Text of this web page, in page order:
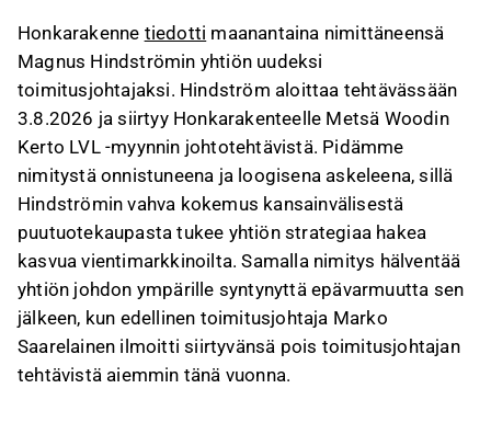
tuo mukanaan vahvaa kokemusta
kansainvälisestä puutuotekaupasta ja
muutosjohtamisesta.
Edellinen toimitusjohtaja Marko Saarelainen
siirtyy Japanin tytäryhtiön johtoon, mikä
varmistaa operatiivisen jatkuvuuden
siirtymäkauden aikana.
Uuden toimitusjohtajan ja hallituksen
puheenjohtajan nimitykset vakauttavat yhtiön
tilannetta aiempien yllättävien muutosten
jälkeen.
Tämä sisältö on tekoälyn tuottamaa. Anna siihen
Honkarakenne tiedotti maanantaina nimittäneensä
Magnus Hindströmin yhtiön uudeksi
toimitusjohtajaksi. Hindström aloittaa tehtävässään
3.8.2026 ja siirtyy Honkarakenteelle Metsä Woodin
Kerto LVL -myynnin johtotehtävistä. Pidämme
nimitystä onnistuneena ja loogisena askeleena, sillä
Hindströmin vahva kokemus kansainvälisestä
puutuotekaupasta tukee yhtiön strategiaa hakea
kasvua vientimarkkinoilta. Samalla nimitys hälventää
yhtiön johdon ympärille syntynyttä epävarmuutta sen
jälkeen, kun edellinen toimitusjohtaja Marko
Saarelainen ilmoitti siirtyvänsä pois toimitusjohtajan
tehtävistä aiemmin tänä vuonna.